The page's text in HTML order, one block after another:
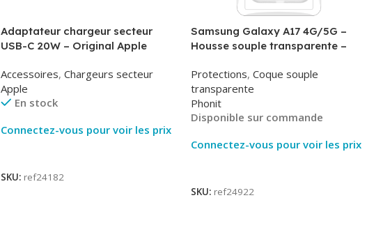
Adaptateur chargeur secteur
USB-C 20W – Original Apple
Accessoires, Chargeurs secteur
Apple
En stock
Connectez-vous pour voir les prix
SKU: ref24182
Samsung Galaxy A17 4G/5G –
Housse souple transparente –
Protections, Coque souple
transparente
Phonit
Disponible sur commande
Connectez-vous pour voir les prix
SKU: ref24922